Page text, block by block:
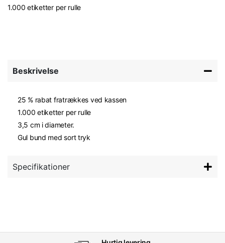
1.000 etiketter per rulle
Beskrivelse
25 % rabat fratrækkes ved kassen
1.000 etiketter per rulle
3,5 cm i diameter.
Gul bund med sort tryk
Specifikationer